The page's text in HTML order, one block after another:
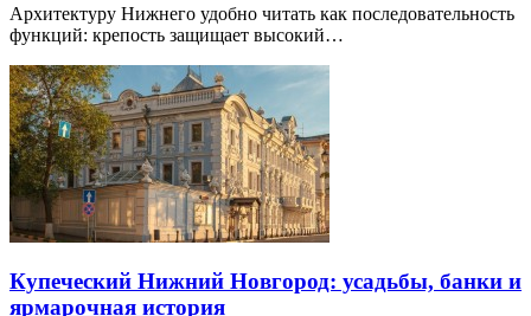
Архитектуру Нижнего удобно читать как последовательность
функций: крепость защищает высокий…
Купеческий Нижний Новгород: усадьбы, банки и
ярмарочная история